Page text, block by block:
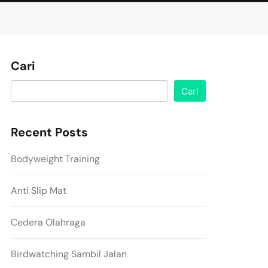
Cari
Cari
Recent Posts
Bodyweight Training
Anti Slip Mat
Cedera Olahraga
Birdwatching Sambil Jalan